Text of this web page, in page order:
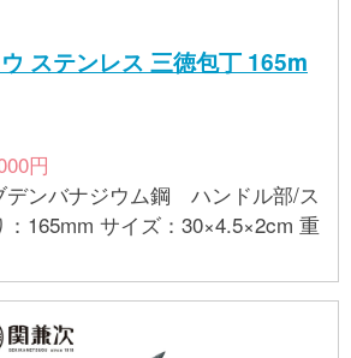
ステンレス 三徳包丁 165m
円
デンバナジウム鋼 ハンドル部/ス
165mm サイズ：30×4.5×2cm 重